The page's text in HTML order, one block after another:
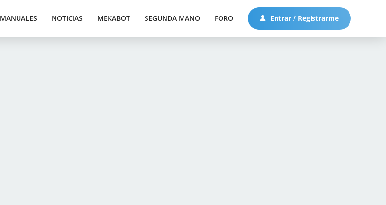
MANUALES NOTICIAS MEKABOT SEGUNDA MANO FORO Entrar / Registrarme